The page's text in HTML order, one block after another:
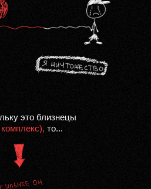
это близнецы
то...